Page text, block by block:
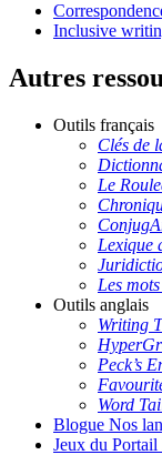
Inclusive
Autres
Outils français
Clés de
Le
Lexique
Les
Outils anglais
Writing
Peck’s
Word
Blogue Nos
Jeux du